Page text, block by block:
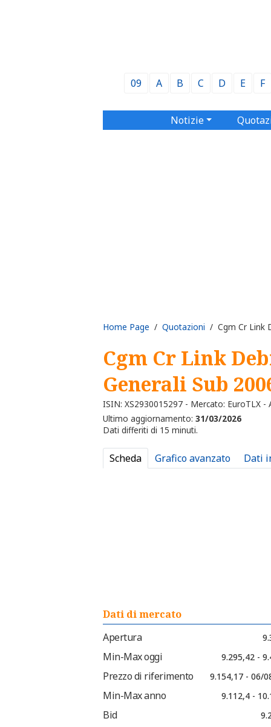
09 A B C D E F
Notizie
Home Page / Quotazioni / Cgm Cr Link
Cgm Cr Link
Generali Sub
ISIN: XS2930015297 - Mercato: EuroTLX -
Ultimo aggiornamento: 31/03/2026
Dati differiti di 15 minuti.
Scheda Grafico avanzato Dati
Dati di mercato
Apertura
Min-Max oggi 9.295,42 -
Prezzo di riferimento 9.154,17 - 06/
Min-Max anno 9.112,4 -
Bid